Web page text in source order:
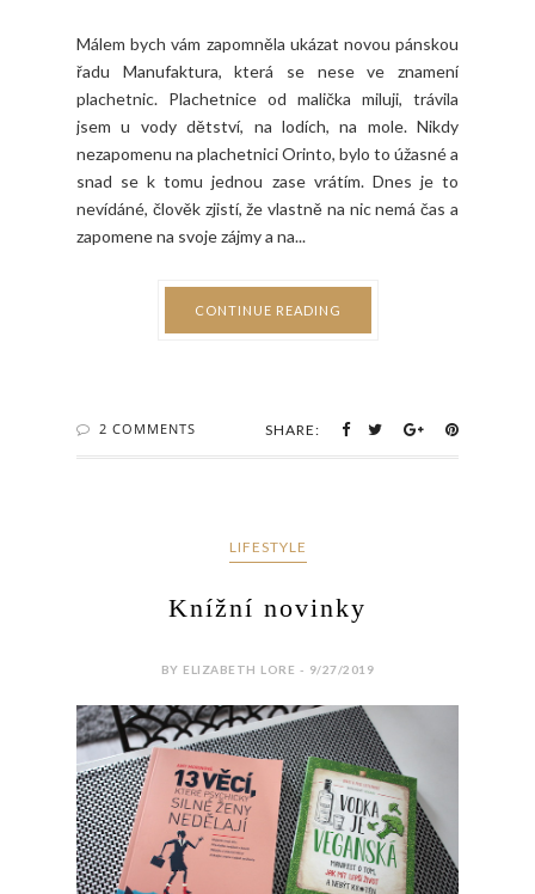
Málem bych vám zapomněla ukázat novou pánskou
řadu Manufaktura, která se nese ve znamení
plachetnic. Plachetnice od malička miluji, trávila
jsem u vody dětství, na lodích, na mole. Nikdy
nezapomenu na plachetnici Orinto, bylo to úžasné a
snad se k tomu jednou zase vrátím. Dnes je to
nevídáné, člověk zjistí, že vlastně na nic nemá čas a
zapomene na svoje zájmy a na...
CONTINUE READING
2 COMMENTS SHARE:
LIFESTYLE
Knížní novinky
BY ELIZABETH LORE - 9/27/2019